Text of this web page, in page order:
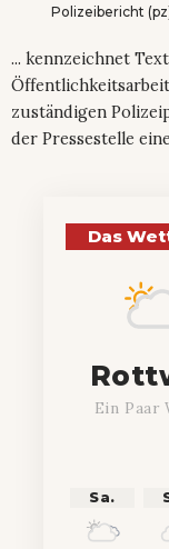
Polizeibericht
... kennzeichnet
zuständigen
der Pressestelle
Das
Ein Paar
Sa.